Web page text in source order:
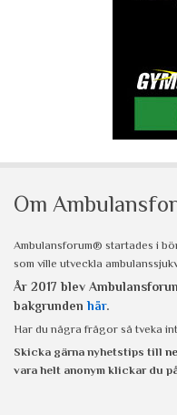
Om
Ambulansforum® startades i
som ville utveckla
År 2017 blev
bakgrunden här.
Har du några frågor så tveka
Skicka gärna nyhetstips till
vara helt anonym klickar du